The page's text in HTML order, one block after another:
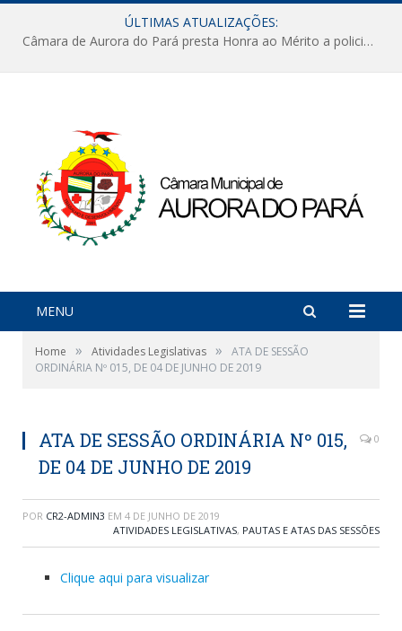
ÚLTIMAS ATUALIZAÇÕES:
Câmara de Aurora do Pará presta Honra ao Mérito a policiais militares em sessão marcada por reconhecimento e emoção
MENU
Home » Atividades Legislativas »
ATA DE SESSÃO
ORDINÁRIA Nº 015, DE 04 DE JUNHO DE 2019
ATA DE SESSÃO ORDINÁRIA Nº 015,
DE 04 DE JUNHO DE 2019
0
POR CR2-ADMIN3 EM 4 DE JUNHO DE 2019
ATIVIDADES LEGISLATIVAS, PAUTAS E ATAS DAS SESSÕES
Clique aqui para visualizar